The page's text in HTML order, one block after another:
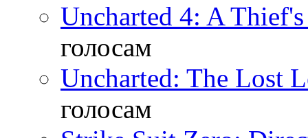
Uncharted 4: A
голосам
Uncharted: The Lost
голосам